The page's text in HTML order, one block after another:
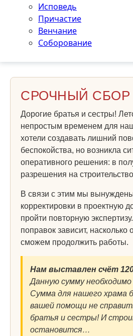
Исповедь
Причастие
Венчание
Соборование
СРОЧНЫЙ СБОР
Дорогие братья и сестры!
непростым временем для
хотели создавать лишний
беспокойства, но возникла
оперативного решения: в
разрешения на
В связи с этим мы
корректировки в проектную
пройти повторную
поправок зависит,
сможем продолжить работы.
Нам выставлен счёт 120
Данную сумму необходимо
Сумма для нашего храма
вашей помощи не
братья и сестры! И
остановится…